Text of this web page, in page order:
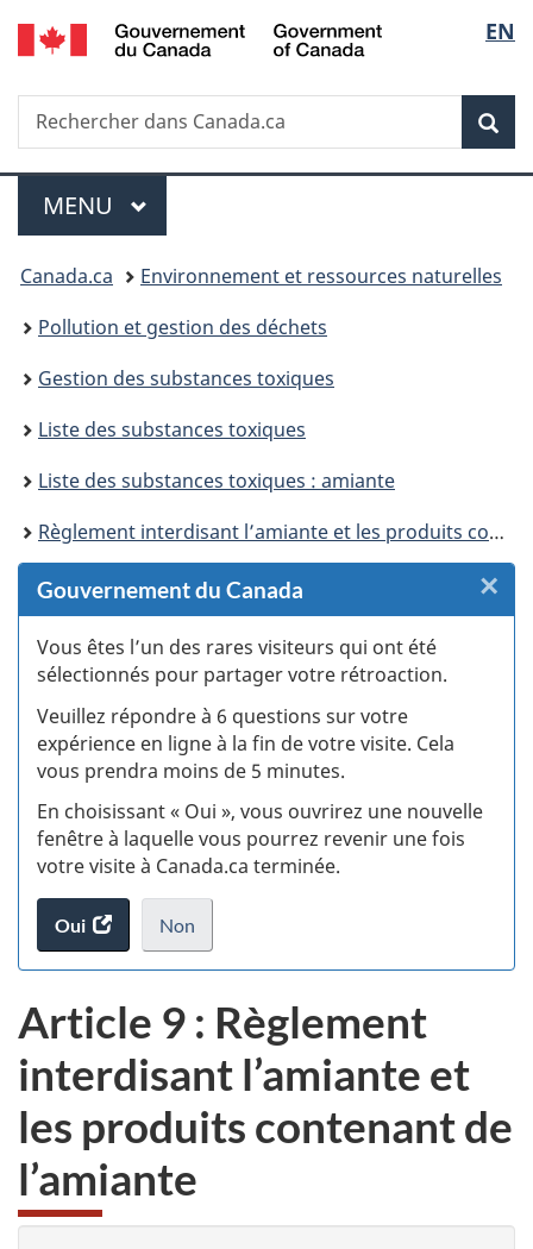
Passer
au
des
Passer
au
principal
Passer
à
Au
du
Passer
à
version
simplifiée
de
la
EN
Recherche
Rechercher
dans
Menu
MENU PRINCIPAL
Vous
êtes
ici :
Canada.ca
Environnement et ressources naturelles
Pollution et gestion des déchets
Gestion des substances toxiques
Liste des substances toxiques
Liste des substances toxiques : amiante
Règlement interdisant l’amiante et les produits contenant de l’amiante : modèles de rapport
Gouvernement du Canada
Vous êtes l’un des rares visiteurs qui ont été
sélectionnés pour partager votre rétroaction.
Veuillez répondre à 6 questions sur votre
expérience en ligne à la fin de votre visite. Cela
vous prendra moins de 5 minutes.
En choisissant « Oui », vous ouvrirez une nouvelle
fenêtre à laquelle vous pourrez revenir une fois
votre visite à Canada.ca terminée.
Oui
accéder
au
Non
je
veux
pas
participer
au
sondage
du
site
web,
.
×
Article 9 : Règlement
interdisant l’amiante et
les produits contenant de
l’amiante